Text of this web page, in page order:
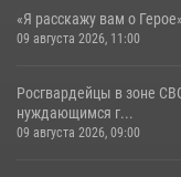
«Я расскажу вам о
09 августа 2026, 11:00
Росгвардейцы в зоне
нуждающимся г...
09 августа 2026, 09:00